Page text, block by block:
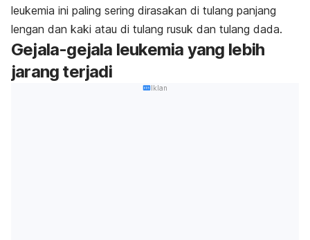
leukemia ini paling sering dirasakan di tulang panjang
lengan dan kaki atau di tulang rusuk dan tulang dada.
Gejala-gejala leukemia yang lebih
jarang terjadi
Iklan